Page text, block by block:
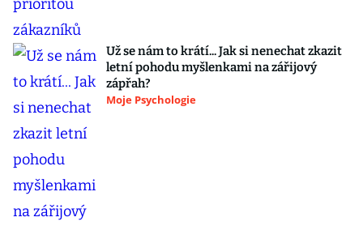
Už se nám to krátí... Jak si nenechat zkazit
letní pohodu myšlenkami na zářijový
zápřah?
Moje Psychologie